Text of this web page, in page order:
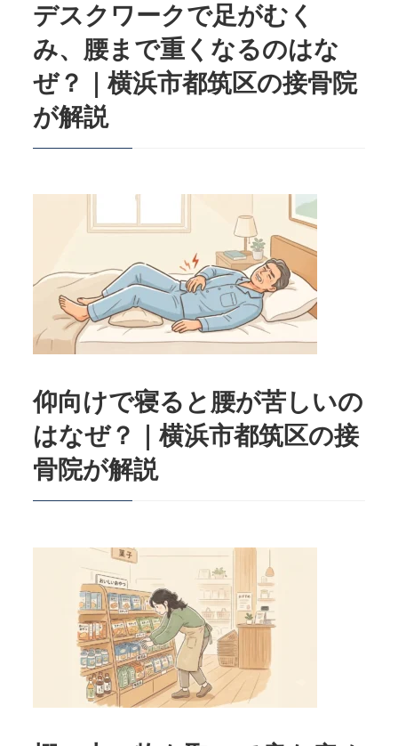
デスクワークで足がむく
み、腰まで重くなるのはな
ぜ？｜横浜市都筑区の接骨院
が解説
仰向けで寝ると腰が苦しいの
はなぜ？｜横浜市都筑区の接
骨院が解説